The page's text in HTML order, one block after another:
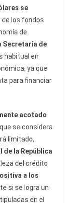
se
de los fondos
de
Secretaría de
habitual en
ya que
para financiar
acotado
se considera
limitado,
de la República
del crédito
a los
si se logra un
en el